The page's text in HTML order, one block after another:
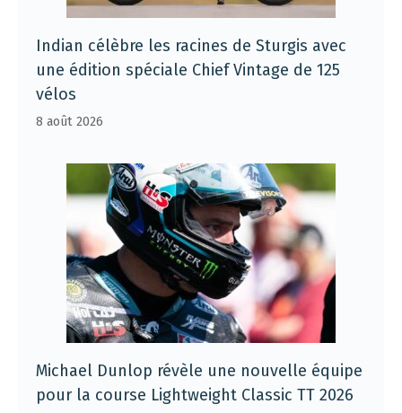
Indian célèbre les racines de Sturgis avec
une édition spéciale Chief Vintage de 125
vélos
8 août 2026
Michael Dunlop révèle une nouvelle équipe
pour la course Lightweight Classic TT 2026